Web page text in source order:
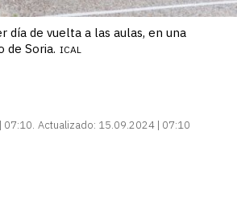
día de vuelta a las aulas, en una
de Soria. ICAL
07:10 Actualizado: 15.09.2024 | 07:10